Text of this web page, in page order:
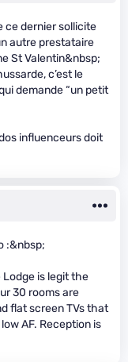
ce dernier sollicite
autre prestataire
St Valentin&nbsp;
c’est le
demande “un petit
influenceurs doit
:&nbsp;
Lodge is legit the
30 rooms are
flat screen TVs that
AF. Reception is